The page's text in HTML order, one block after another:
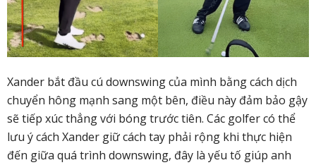
Xander bắt đầu cú downswing của mình bằng cách dịch
chuyển hông mạnh sang một bên, điều này đảm bảo gậy
sẽ tiếp xúc thẳng với bóng trước tiên. Các golfer có thể
lưu ý cách Xander giữ cách tay phải rộng khi thực hiện
đến giữa quá trình downswing, đây là yếu tố giúp anh